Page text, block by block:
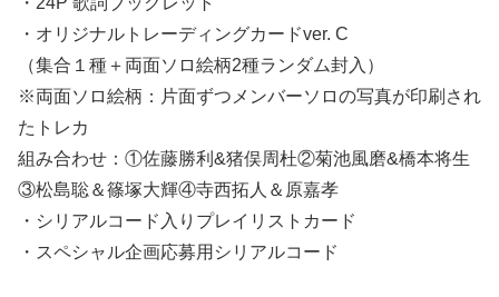
・オリジナルトレーディングカードver. C
（集合１種＋両面ソロ絵柄2種ランダム封入）
※両面ソロ絵柄：片面ずつメンバーソロの写真が印刷され
たトレカ
組み合わせ：①佐藤勝利&猪俣周杜②菊池風磨&橋本将生
③松島聡＆篠塚大輝④寺西拓人＆原嘉孝
・シリアルコード入りプレイリストカード
・スペシャル企画応募用シリアルコード